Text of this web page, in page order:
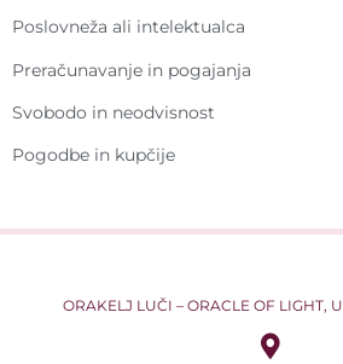
Poslovneža ali intelektualca
Preračunavanje in pogajanja
Svobodo in neodvisnost
Pogodbe in kupčije
ORAKELJ LUČI – ORACLE OF LIGHT,